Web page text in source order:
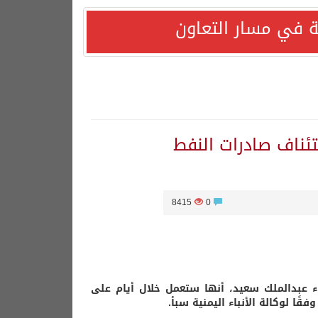
في مسار التعاون
صادرات النفط
0
8415
عبدالملك سعيد، أنها ستعمل خلال أيام على
لوكالة الأنباء اليمنية سبأ.